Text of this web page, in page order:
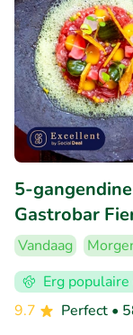
5-
Gastrobar
Vandaag
Erg
9.7
Perfect •